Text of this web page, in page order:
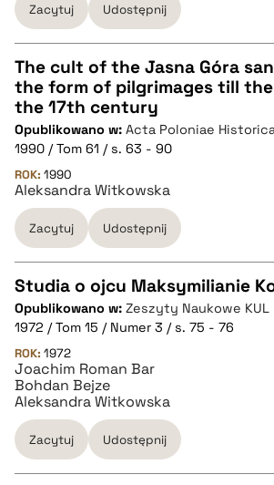
BIBTEX
pobierz cytat
Zacytuj Udostępnij
CZYSTY TEKST
pobierz cytat
BIBTEX
pobierz cytat
The cult of the Jasna Góra
the form of pilgrimages till
the 17th century
Opublikowano w: Acta Poloniae
1990 / Tom 61 / s. 63 - 90
ROK: 1990
Aleksandra Witkowska
Zacytuj Udostępnij
CZYSTY TEKST
pobierz cytat
Studia o ojcu Maksymilianie
Opublikowano w: Zeszyty Naukowe KUL
1972 / Tom 15 / Numer 3 / s. 75 - 76
ROK: 1972
Joachim Roman Bar
Bohdan Bejze
Aleksandra Witkowska
Zacytuj Udostępnij